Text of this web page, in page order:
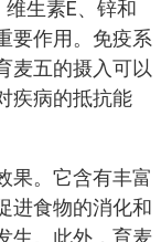
生素E、锌和
要作用。免疫系
麦五的摄入可以
疾病的抵抗能
果。它含有丰富
进食物的消化和
生。此外，育麦